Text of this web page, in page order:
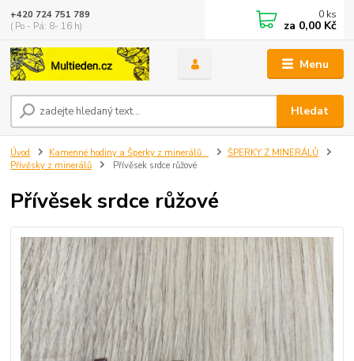
Menu
Hledat
+420 724 751 789
( Po - Pá: 8- 16 h)
0 ks
za 0,00 Kč
Úvod Kamenné hodiny a Šperky z minerálů .
ŠPERKY Z MINERÁLŮ
Přívěsky z minerálů
Přívěsek srdce růžové
Přívěsek srdce růžové